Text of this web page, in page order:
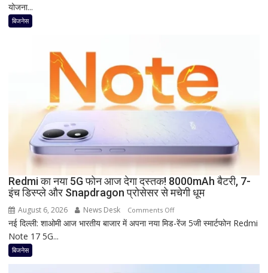
रहा
Bank
सिटीजन
को
मिल
ज्यादा
योजना...
बिजनेस
Redmi का नया 5G फोन आज देगा दस्तक! 8000mAh बैटरी, 7-
इंच डिस्प्ले और Snapdragon प्रोसेसर से मचेगी धूम
August 6, 2026 News Desk Comments Offon
Redmi
नई दिल्ली: शाओमी आज भारतीय बाजार में अपना नया मिड-रेंज 5जी स्मार्टफोन Redmi
Note 17 5G...
बिजनेस